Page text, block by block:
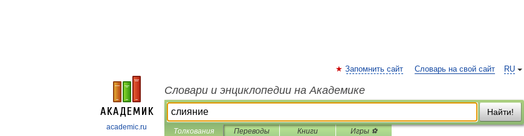
academic.ru
RU
Запомнить сайт Словарь на свой сайт
Словари и энциклопедии на Академике
Найти!
Толкования Переводы Книги Игры ⚽